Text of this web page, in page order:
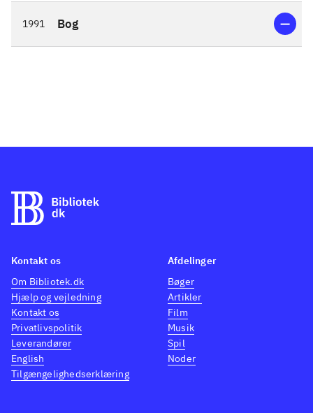
1991 Bog
Kontakt os
Om Bibliotek.dk
Hjælp og vejledning
Kontakt os
Privatlivspolitik
Leverandører
English
Tilgængelighedserklæring
Afdelinger
Bøger
Artikler
Film
Musik
Spil
Noder